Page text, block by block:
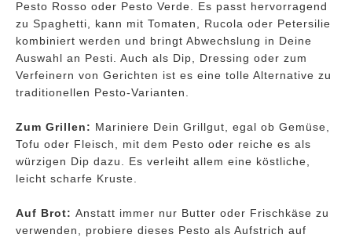
Pesto Rosso oder Pesto Verde. Es passt hervorragend
zu Spaghetti, kann mit Tomaten, Rucola oder Petersilie
kombiniert werden und bringt Abwechslung in Deine
Auswahl an Pesti. Auch als Dip, Dressing oder zum
Verfeinern von Gerichten ist es eine tolle Alternative zu
traditionellen Pesto-Varianten.
Zum Grillen: Mariniere Dein Grillgut, egal ob Gemüse,
Tofu oder Fleisch, mit dem Pesto oder reiche es als
würzigen Dip dazu. Es verleiht allem eine köstliche,
leicht scharfe Kruste.
Auf Brot: Anstatt immer nur Butter oder Frischkäse zu
verwenden, probiere dieses Pesto als Aufstrich auf